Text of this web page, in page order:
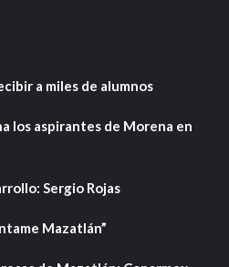
a miles de alumnos
los aspirantes de Morena en
Sergio Rojas
Mazatlán”